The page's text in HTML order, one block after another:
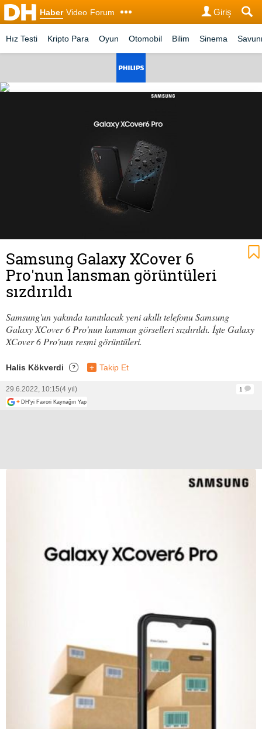
Haber Video Forum Giriş
Hız Testi Kripto Para Oyun Otomobil Bilim Sinema
Samsung Galaxy XCover 6
Pro'nun lansman görüntüleri
sızdırıldı
Samsung'un yakında tanıtılacak yeni akıllı telefonu Samsung
Galaxy XCover 6 Pro'nun lansman görselleri sızdırıldı. İşte Galaxy
XCover 6 Pro'nun resmi görüntüleri.
Halis Kökverdi ? + Takip Et
29.6.2022, 10:15(4 yıl)
1
+ DH'yi Favori Kaynağın Yap